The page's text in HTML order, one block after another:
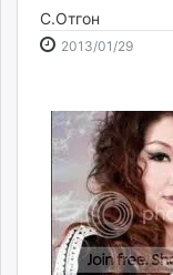
Gogo.mn
caak.mn
Baabar.mn
tovch.mn
ikon.mn
mnb.mn
Livetv.mn
Eguur.mn
С.Отгон
2013/01/292013-
2026-